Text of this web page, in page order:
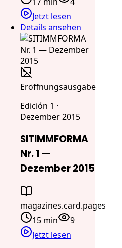
Jetzt lesen
Details ansehen
Eröffnungsausgabe
Edición 1 ·
Dezember 2015
SITIMMFORMA
Nr. 1 —
Dezember 2015
magazines.card.pages
15 min
9
Jetzt lesen